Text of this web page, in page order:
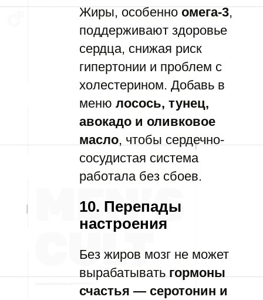
Жиры, особенноомега-3,
поддерживают здоровье
сердца, снижая риск
гипертонии и проблем с
холестерином. Добавь в
меню лосось, тунец,
авокадо и оливковое
масло, чтобы сердечно-
сосудистая система
работала без сбоев.
10. Перепады
настроения
Без жиров мозг не может
вырабатыватьгормоны
счастья — серотонин и